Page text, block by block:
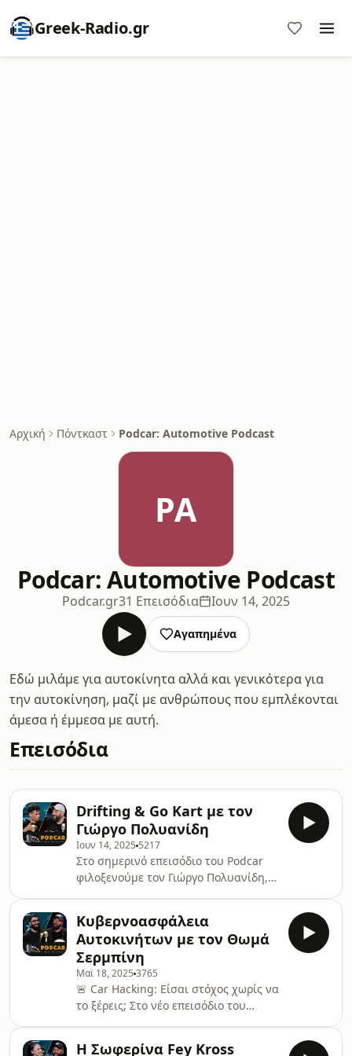
Greek-Radio.gr
Αρχική Πόντκαστ Podcar: Automotive Podcast
PA
Podcar: Automotive Podcast
Podcar.gr31 Επεισόδια Ιουν 14, 2025
Αγαπημένα
Εδώ μιλάμε για αυτοκίνητα αλλά και γενικότερα για
την αυτοκίνηση, μαζί με ανθρώπους που εμπλέκονται
άμεσα ή έμμεσα με αυτή.
Επεισόδια
Drifting & Go Kart με τον
Γιώργο Πολυανίδη
Ιουν 14, 2025 5217
Στο σημερινό επεισόδιο του Podcar
φιλοξενούμε τον Γιώργο Πολυανίδη,
τον συναρπαστικό κόσμο του go kart,
τις προϋποθέσεις και απαιτήσεις για
να ξεκινήσεις, τις τεχνολογικές
εξελίξεις στον χώρο, από την ειδική
άσφαλτο μέχρι και τα ηλεκτροκίνητα
kart!Ακούμε για τα drift practice
sessions κάθε Τετάρτη, όπου ο
καθένας μπορεί
Κυβερνοασφάλεια
Αυτοκινήτων με τον Θωμά
Σερμπίνη
Μαϊ 18, 2025 3765
🚨 Car Hacking: Είσαι στόχος χωρίς να
το ξέρεις; Στο νέο επεισόδιο του
Η Σωφερίνα Fey Kross